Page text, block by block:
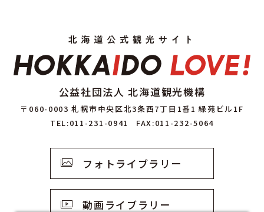
公益社団法人 北海道観光機構
〒060-0003 札幌市中央区北3条西7丁目1番1 緑苑ビル1F
TEL:011-231-0941
FAX:011-232-5064
フォトライブラリー
動画ライブラリー